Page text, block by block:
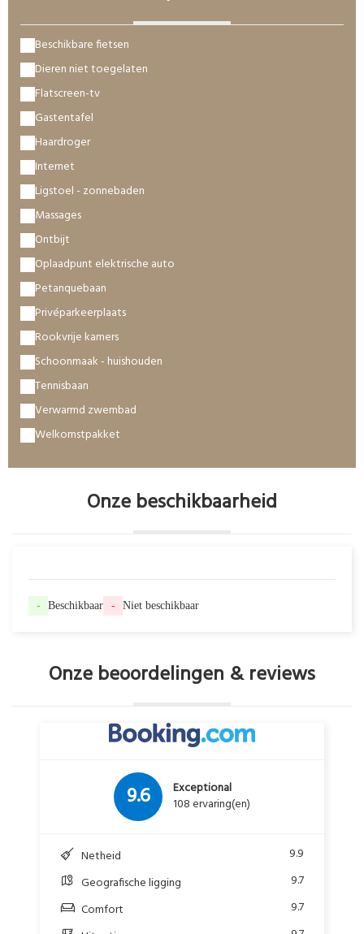
Beschikbare fietsen
Dieren niet toegelaten
Flatscreen-tv
Gastentafel
Haardroger
Internet
Ligstoel - zonnebaden
Massages
Ontbijt
Oplaadpunt elektrische auto
Petanquebaan
Privéparkeerplaats
Rookvrije kamers
Schoonmaak - huishouden
Tennisbaan
Verwarmd zwembad
Welkomstpakket
Onze beschikbaarheid
- Beschikbaar - Niet beschikbaar
Onze beoordelingen & reviews
9.6
Exceptional
108 ervaring(en)
Netheid
9.9
Geografische ligging
9.7
Comfort
9.7